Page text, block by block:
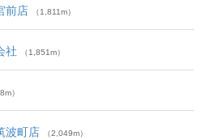
前店 （1,811m）
社 （1,851m）
）
波町店 （2,049m）